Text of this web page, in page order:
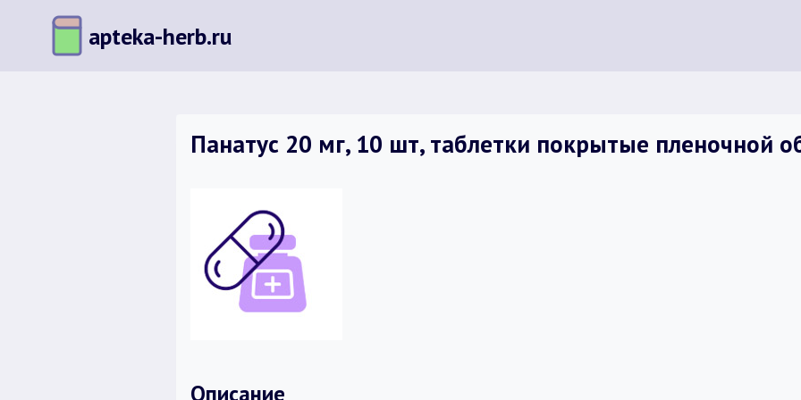
содержимому
apteka-herb.ru
Панатус 20 мг, 10 шт, таблетки покрытые пленочной
Описание